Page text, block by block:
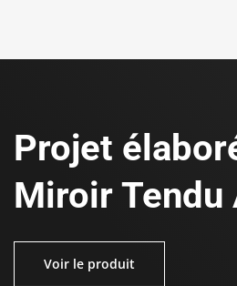
Projet
Miroir Tendu
Voir le produit